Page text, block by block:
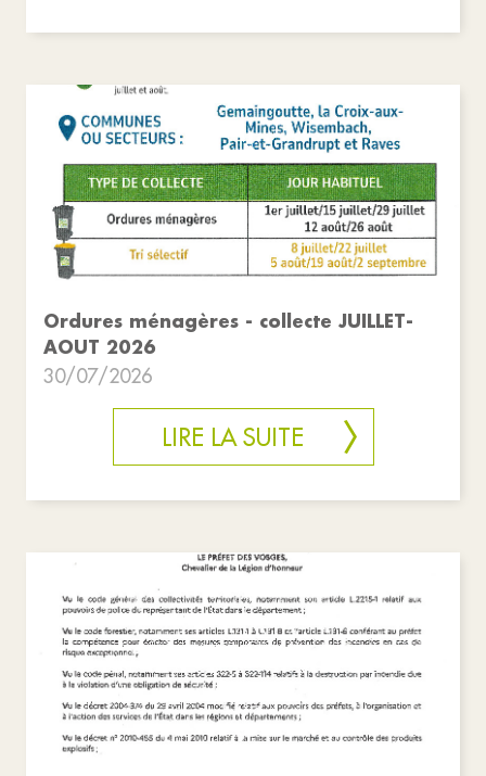
Ordures ménagères - collecte JUILLET-
AOUT 2026
30/07/2026
LIRE LA SUITE